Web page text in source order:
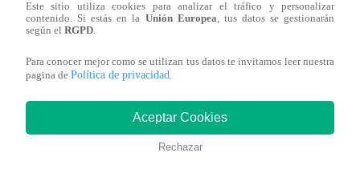
También te puede
interesar
Este sitio utiliza cookies para analizar el tráfico y personalizar
contenido. Si estás en la Unión Europea, tus datos se gestionarán
según el RGPD.
Para conocer mejor como se utilizan tus datos te invitamos leer nuestra
pagina de Política de privacidad.
Aceptar Cookies
Rechazar